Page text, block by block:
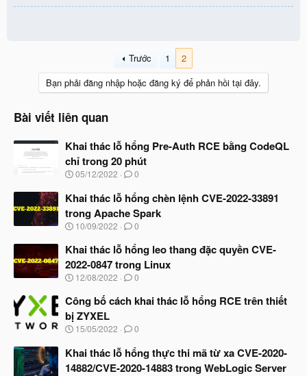
Trước 1
2
Bạn phải đăng nhập hoặc đăng ký để phản hồi tại đây.
Bài viết liên quan
Khai thác lỗ hổng Pre-Auth RCE bằng CodeQL
chỉ trong 20 phút
N
à
y
b
ắ
đ
ầ
u
05/12/2022 0
Khai thác lỗ hổng chèn lệnh CVE-2022-33891
trong Apache Spark
N
à
b
ắ
đ
ầ
u
10/09/2022 0
Khai thác lỗ hổng leo thang đặc quyền CVE-
2022-0847 trong Linux
N
à
b
ắ
đ
ầ
12/08/2022 0
Công bố cách khai thác lỗ hổng RCE trên thiết
bị ZYXEL
N
à
y
b
15/05/2022 0
Khai thác lỗ hổng thực thi mã từ xa CVE-2020-
14882/CVE-2020-14883 trong WebLogic Server